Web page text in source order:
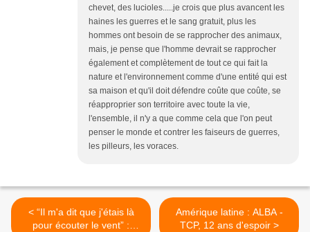
chevet, des lucioles.....je crois que plus avancent les
haines les guerres et le sang gratuit, plus les
hommes ont besoin de se rapprocher des animaux,
mais, je pense que l'homme devrait se rapprocher
également et complètement de tout ce qui fait la
nature et l'environnement comme d'une entité qui est
sa maison et qu'il doit défendre coûte que coûte, se
réapproprier son territoire avec toute la vie,
l'ensemble, il n'y a que comme cela que l'on peut
penser le monde et contrer les faiseurs de guerres,
les pilleurs, les voraces.
< “Il m'a dit que j'étais là
pour écouter le vent” :
Amérique latine : ALBA -
TCP, 12 ans d'espoir >